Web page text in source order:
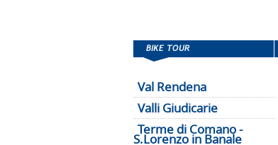
Val Rendena
Valli Giudicarie
Terme di Comano -
S.Lorenzo in Banale